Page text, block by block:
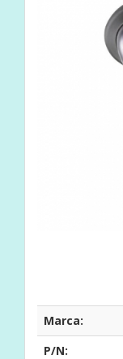
Marca:
P/N: